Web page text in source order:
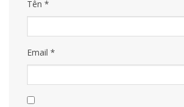
Tên *
Email *